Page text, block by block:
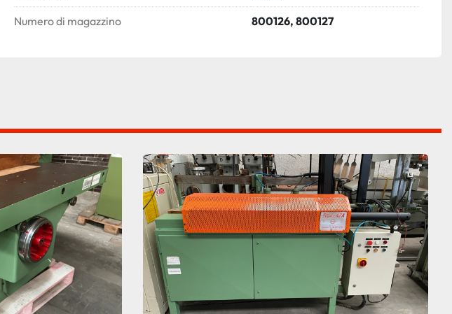
Numero di magazzino 800126, 800127